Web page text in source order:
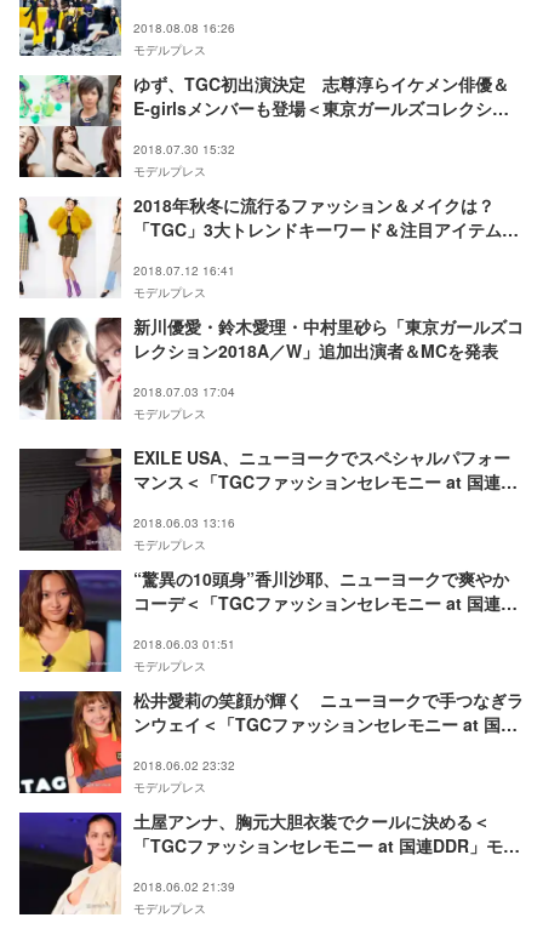
2018.08.08 16:26
モデルプレス
ゆず、TGC初出演決定 志尊淳らイケメン俳優＆
E-girlsメンバーも登場＜東京ガールズコレクショ
2018.07.30 15:32
モデルプレス
2018年秋冬に流行るファッション＆メイクは？
「TGC」3大トレンドキーワード＆注目アイテム発
2018.07.12 16:41
モデルプレス
新川優愛・鈴木愛理・中村里砂ら「東京ガールズコ
レクション2018A／W」追加出演者＆MCを発表
2018.07.03 17:04
モデルプレス
EXILE USA、ニューヨークでスペシャルパフォー
マンス＜「TGCファッションセレモニー at 国連
2018.06.03 13:16
モデルプレス
“驚異の10頭身”香川沙耶、ニューヨークで爽やか
コーデ＜「TGCファッションセレモニー at 国連
2018.06.03 01:51
モデルプレス
松井愛莉の笑顔が輝く ニューヨークで手つなぎラ
ンウェイ＜「TGCファッションセレモニー at 国連
2018.06.02 23:32
モデルプレス
土屋アンナ、胸元大胆衣装でクールに決める＜
「TGCファッションセレモニー at 国連DDR」モデ
2018.06.02 21:39
モデルプレス